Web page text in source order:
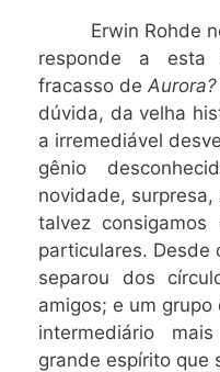
Erwin Rohde
responde a esta
fracasso de
dúvida, da velha
a irremediável
gênio
novidade,
talvez consigamos
particulares. Desde
separou dos
amigos; e um grupo
intermediário
grande espírito que